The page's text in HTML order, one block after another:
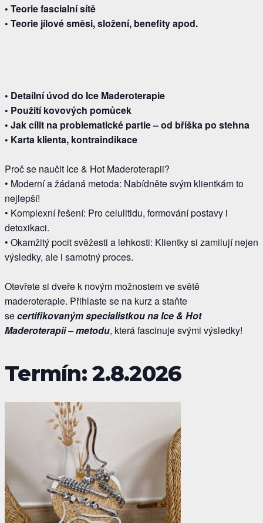
• Teorie fascialní sítě
• Teorie jílové směsi, složení, benefity apod.
• Detailní úvod do Ice Maderoterapie
• Použití kovových pomůcek
• Jak cílit na problematické partie – od bříška po stehna
• Karta klienta, kontraindikace
Proč se naučit Ice & Hot Maderoterapii?
• Moderní a žádaná metoda: Nabídněte svým klientkám to
nejlepší!
• Komplexní řešení: Pro celulitidu, formování postavy i
detoxikaci.
• Okamžitý pocit svěžesti a lehkosti: Klientky si zamilují nejen
výsledky, ale i samotný proces.
Otevřete si dveře k novým možnostem ve světě
maderoterapie. Přihlaste se na kurz a staňte
secertifikovaným specialistkou na Ice & Hot
Maderoterapii – metodu, která fascinuje svými výsledky!
Termín: 2.8.2026